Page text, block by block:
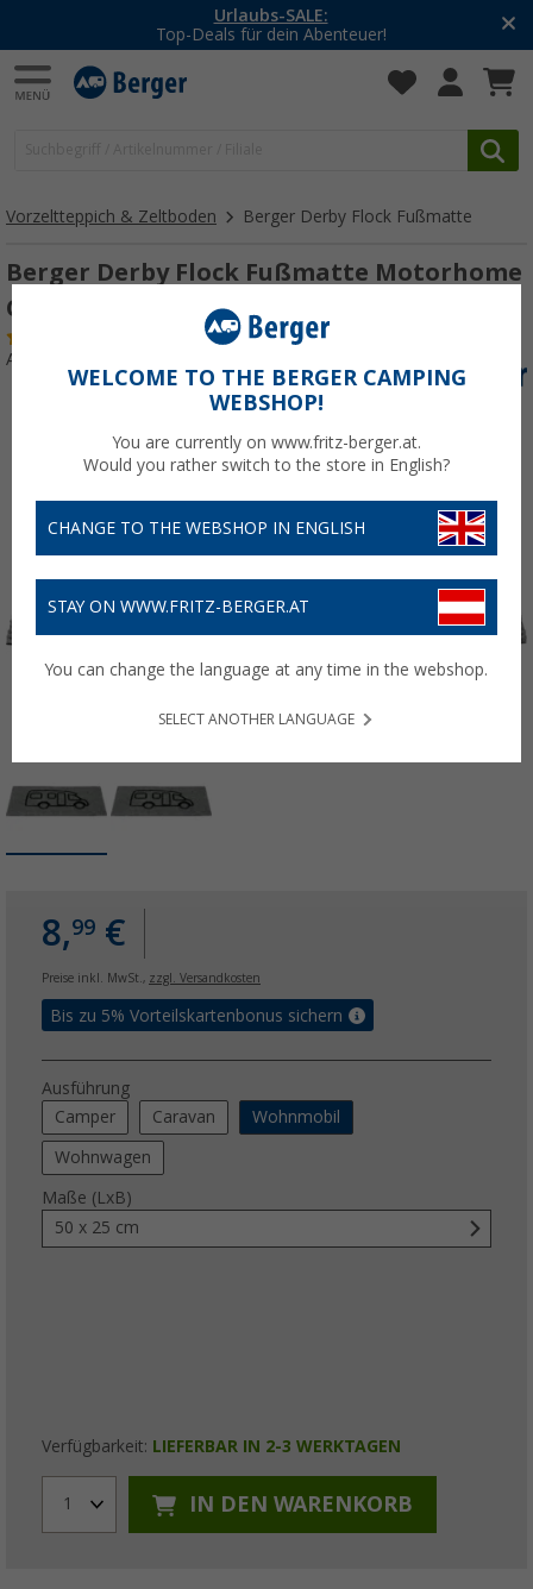
Urlaubs-SALE:
Top-Deals für dein Abenteuer!
Vorzeltteppich & Zeltboden Berger Derby Flock Fußmatte
Berger Derby Flock Fußmatte Motorhome
Camper Wohnmobil 50x25
Art.-Nr.: 104294
8,99 €
Preise inkl. MwSt., zzgl. Versandkosten
Bis zu 5% Vorteilskartenbonus sichern
Ausführung
Camper
Caravan Wohnmobil
Wohnwagen
Maße (LxB)
50 x 25 cm
Verfügbarkeit: LIEFERBAR IN 2-3 WERKTAGEN
1 IN DEN WARENKORB
WELCOME TO THE BERGER CAMPING
WEBSHOP!
You are currently on www.fritz-berger.at.
Would you rather switch to the store in English?
CHANGE TO THE WEBSHOP IN ENGLISH
STAY ON WWW.FRITZ-BERGER.AT
You can change the language at any time in the webshop.
SELECT ANOTHER LANGUAGE